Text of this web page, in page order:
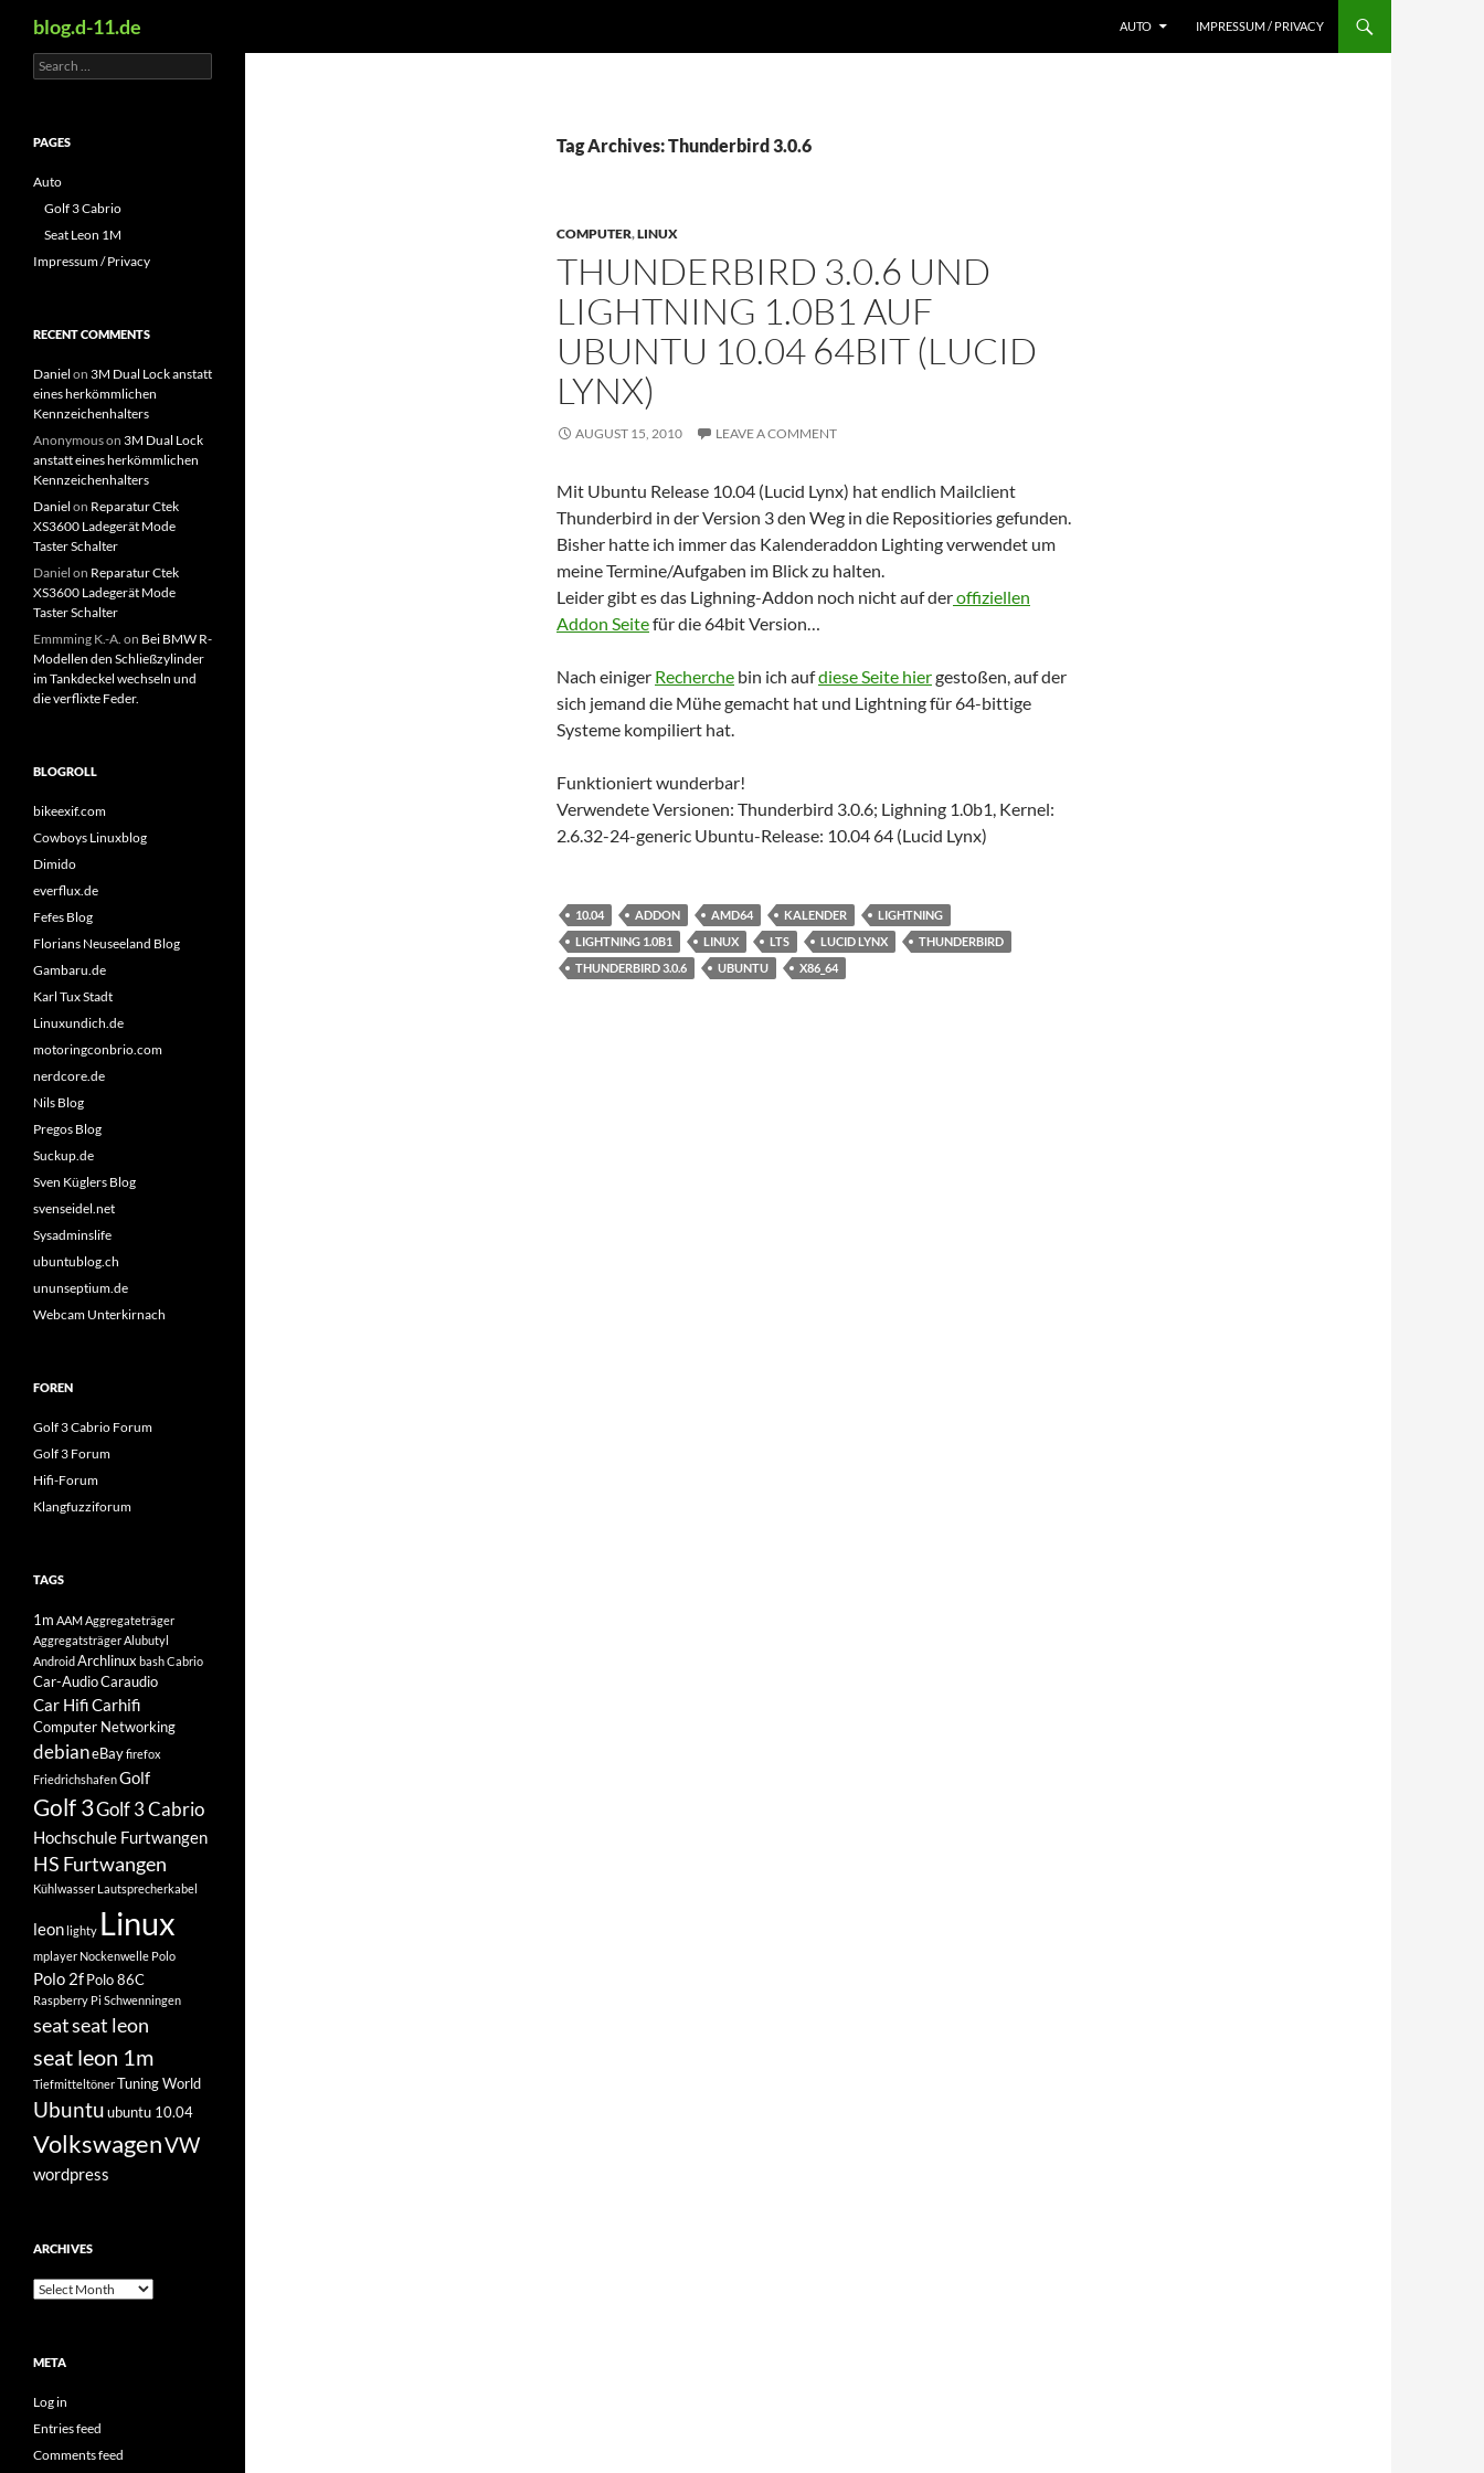
blog.d-11.de AUTO IMPRESSUM / PRIVACY
Tag Archives: Thunderbird 3.0.6
COMPUTER,LINUX
THUNDERBIRD 3.0.6 UND
LIGHTNING 1.0B1 AUF
UBUNTU 10.04 64BIT (LUCID
LYNX)
AUGUST 15, 2010 LEAVE A COMMENT
Mit Ubuntu Release 10.04 (Lucid Lynx) hat endlich Mailclient
Thunderbird in der Version 3 den Weg in die Repositiories gefunden.
Bisher hatte ich immer das Kalenderaddon Lighting verwendet um
meine Termine/Aufgaben im Blick zu halten.
Leider gibt es das Lighning-Addon noch nicht auf deroffiziellen
Addon Seitefür die 64bit Version…
Nach einiger Recherche bin ich aufdiese Seite hiergestoßen, auf der
sich jemand die Mühe gemacht hat und Lightning für 64-bittige
Systeme kompiliert hat.
Funktioniert wunderbar!
Verwendete Versionen: Thunderbird 3.0.6; Lighning 1.0b1, Kernel:
2.6.32-24-generic Ubuntu-Release: 10.04 64 (Lucid Lynx)
10.04 ADDON AMD64 KALENDER
LIGHTNING
LIGHTNING 1.0B1
LINUX LTS LUCID LYNX
THUNDERBIRD
THUNDERBIRD 3.0.6
UBUNTU X86_64
Search
for:
PAGES
Auto
Golf 3 Cabrio
Seat Leon 1M
Impressum / Privacy
RECENT COMMENTS
Daniel on 3M Dual Lock anstatt
eines herkömmlichen
Kennzeichenhalters
Anonymouson 3M Dual Lock
anstatt eines herkömmlichen
Kennzeichenhalters
Daniel on Reparatur Ctek
XS3600 Ladegerät Mode
Taster Schalter
Daniel on Reparatur Ctek
XS3600 Ladegerät Mode
Taster Schalter
Emmming K.-A. on Bei BMW R-
Modellen den Schließzylinder
im Tankdeckel wechseln und
die verflixte Feder.
BLOGROLL
bikeexif.com
Cowboys Linuxblog
Dimido
everflux.de
Fefes Blog
Florians Neuseeland Blog
Gambaru.de
Karl Tux Stadt
Linuxundich.de
motoringconbrio.com
nerdcore.de
Nils Blog
Pregos Blog
Suckup.de
Sven Küglers Blog
svenseidel.net
Sysadminslife
ubuntublog.ch
ununseptium.de
Webcam Unterkirnach
FOREN
Golf 3 Cabrio Forum
Golf 3 Forum
Hifi-Forum
Klangfuzziforum
TAGS
1m AAMAggregateträger
AggregatsträgerAlubutyl
AndroidArchlinux bashCabrio
Car-AudioCaraudio
Car HifiCarhifi
Computer Networking
debianeBayfirefox
FriedrichshafenGolf
Golf 3Golf 3 Cabrio
Hochschule Furtwangen
HS Furtwangen
Kühlwasser Lautsprecherkabel
leonlighty Linux
mplayer Nockenwelle Polo
Polo 2fPolo 86C
Raspberry Pi Schwenningen
seatseat leon
seat leon 1m
TiefmitteltönerTuning World
Ubuntuubuntu 10.04
VolkswagenVW
wordpress
ARCHIVES
Archives
META
Log in
Entries feed
Comments feed